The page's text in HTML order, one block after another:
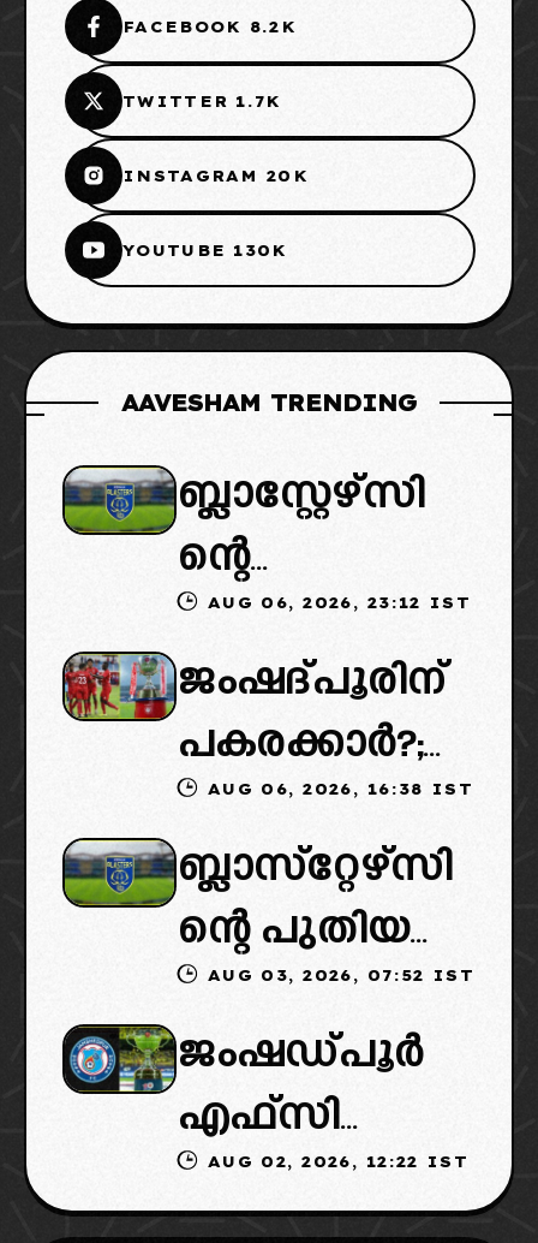
FACEBOOK 8.2K
TWITTER 1.7K
INSTAGRAM 20K
YOUTUBE 130K
AAVESHAM TRENDING
ബ്ലാസ്റ്റേഴ്സി
ന്റെ
കൈമാറ്റത്തി
ൽ ട്വിസ്റ്റ്:
പുതിയ
ഉടമകളെത്താ
ൻ വൈകും,
കോടതിയുടെ
നീക്കവും
നിർണായകം
AUG 06, 2026, 23:12 IST
ജംഷദ്പൂരിന്
പകരക്കാർ?;
ഐഎസ്എല്ലി
ൽ പുതിയ
ടീമിനെ
ഉൾപ്പെടുത്താ
ൻ
എഐഎഫ്എ
ഫ്: വരുന്നത്
AUG 06, 2026, 16:38 IST
ബ്ലാസ്‌റ്റേഴ്‌സി
ന്റെ പുതിയ
ഉടമകളിൽ
മലബാറിൽ
നിന്നുള്ള
ബിസിനസ്
AUG 03, 2026, 07:52 IST
ജംഷഡ്പൂർ
എഫ്സി
മടങ്ങിവരും!:
AUG 02, 2026, 12:22 IST